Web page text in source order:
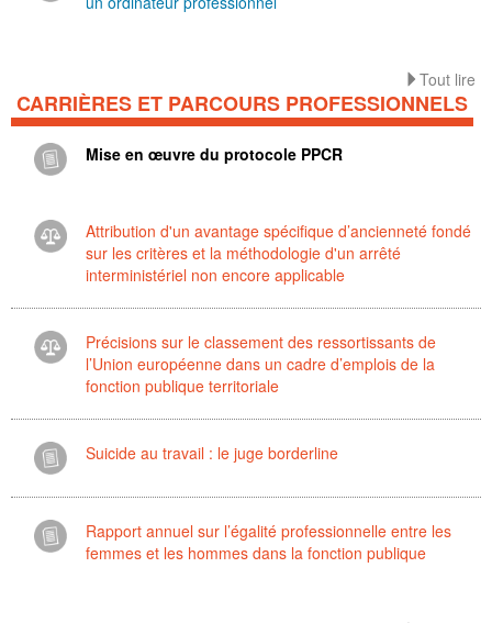
Tout lire
CARRIÈRES ET PARCOURS PROFESSIONNELS
Mise en œuvre du protocole PPCR
Attribution d'un avantage spécifique d’ancienneté fondé
sur les critères et la méthodologie d'un arrêté
interministériel non encore applicable
Précisions sur le classement des ressortissants de
l’Union européenne dans un cadre d’emplois de la
fonction publique territoriale
Suicide au travail : le juge borderline
Rapport annuel sur l’égalité professionnelle entre les
femmes et les hommes dans la fonction publique